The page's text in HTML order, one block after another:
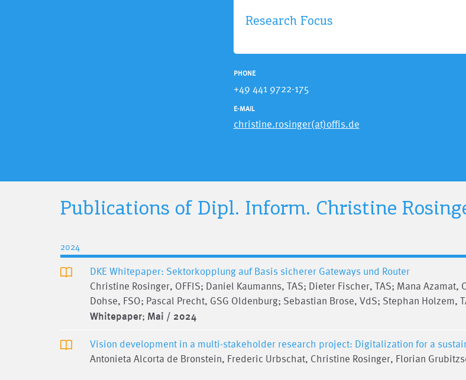
Research Focus
PHONE
+49 441 9722-175
E-MAIL
christine.rosinger(at)offis.de
Publications of Dipl. Inform. Christine
2024
DKE Whitepaper: Sektorkopplung auf Basis sicherer Gateways und Router
Christine Rosinger, OFFIS; Daniel Kaumanns, TAS; Dieter Fischer, TAS; Mana Azamat,
Dohse, FSO; Pascal Precht, GSG Oldenburg; Sebastian Brose, VdS; Stephan Holzem,
Whitepaper; Mai / 2024
Vision development in a multi-stakeholder research project: Digitalization for a
Antonieta Alcorta de Bronstein, Frederic Urbschat, Christine Rosinger, Florian